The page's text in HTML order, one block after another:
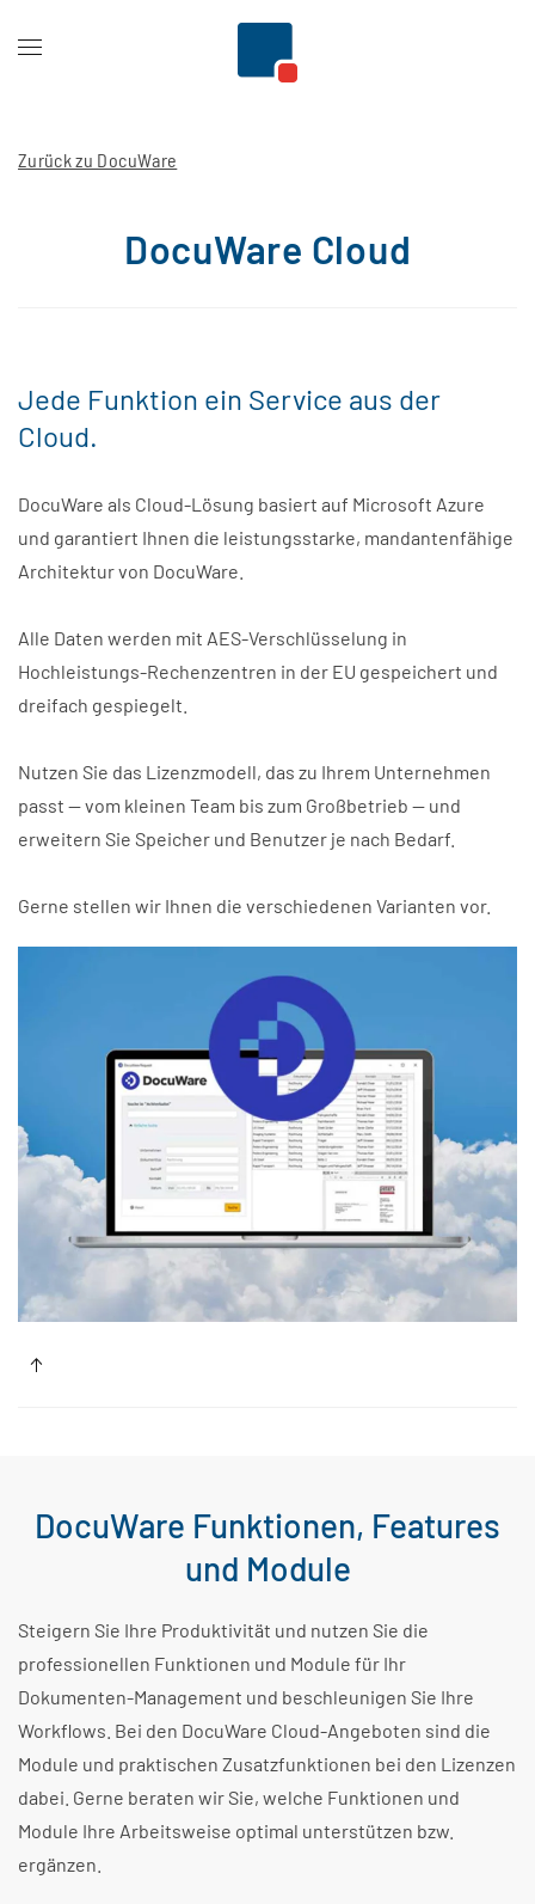
Zurück zu DocuWare
DocuWare Cloud
Jede Funktion ein Service aus der
Cloud.
DocuWare als Cloud-Lösung basiert auf Microsoft Azure
und garantiert Ihnen die leistungsstarke, mandantenfähige
Architektur von DocuWare.
Alle Daten werden mit AES-Verschlüsselung in
Hochleistungs-Rechenzentren in der EU gespeichert und
dreifach gespiegelt.
Nutzen Sie das Lizenzmodell, das zu Ihrem Unternehmen
passt — vom kleinen Team bis zum Großbetrieb — und
erweitern Sie Speicher und Benutzer je nach Bedarf.
Gerne stellen wir Ihnen die verschiedenen Varianten vor.
DocuWare Funktionen, Features
und Module
Steigern Sie Ihre Produktivität und nutzen Sie die
professionellen Funktionen und Module für Ihr
Dokumenten-Management und beschleunigen Sie Ihre
Workflows. Bei den DocuWare Cloud-Angeboten sind die
Module und praktischen Zusatzfunktionen bei den Lizenzen
dabei. Gerne beraten wir Sie, welche Funktionen und
Module Ihre Arbeitsweise optimal unterstützen bzw.
ergänzen.